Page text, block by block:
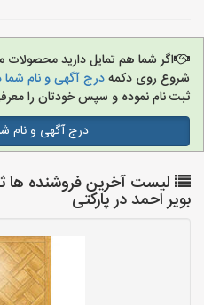
اگر شما هم تمایل دارید محصولات
شروع روی دکمهدرج آگهی و نام
ثبت نام نموده و سپس خودتان را
درج آگهی و نام
لیست آخرین فروشنده ها
بویر احمد در پارکتی